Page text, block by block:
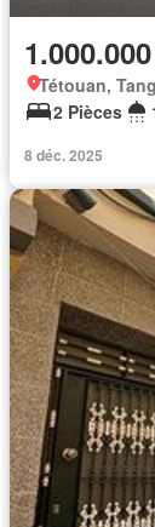
Tétouan,
2 Pièces
8 déc. 2025